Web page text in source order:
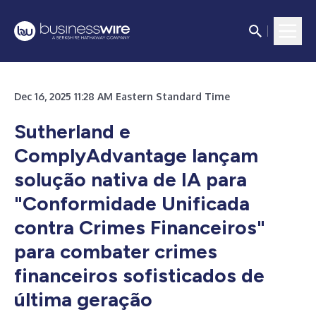
Dec 16, 2025 11:28 AM Eastern Standard Time
Sutherland e
ComplyAdvantage lançam
solução nativa de IA para
"Conformidade Unificada
contra Crimes Financeiros"
para combater crimes
financeiros sofisticados de
última geração